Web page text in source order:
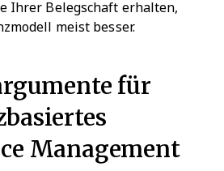
Ihrer Belegschaft erhalten,
meist besser.
für
Management